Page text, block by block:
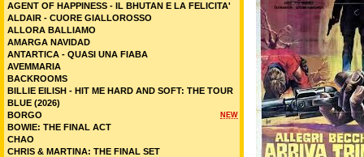
AGENT OF HAPPINESS - IL BHUTAN E LA FELICITA'
ALDAIR - CUORE GIALLOROSSO
ALLORA BALLIAMO
AMARGA NAVIDAD
ANTARTICA - QUASI UNA FIABA
AVEMMARIA
BACKROOMS
BILLIE EILISH - HIT ME HARD AND SOFT: THE TOUR
BLUE (2026)
NEW
BORGO
BOWIE: THE FINAL ACT
CHAO
CHRIS & MARTINA: THE FINAL SET